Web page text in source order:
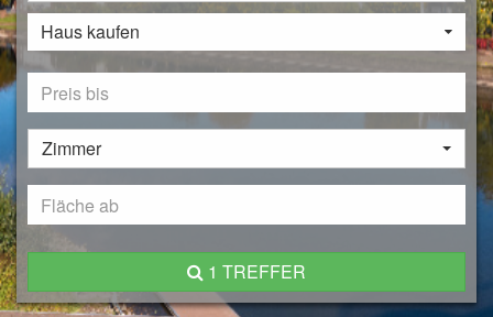
Haus kaufen
Zimmer
1 TREFFER